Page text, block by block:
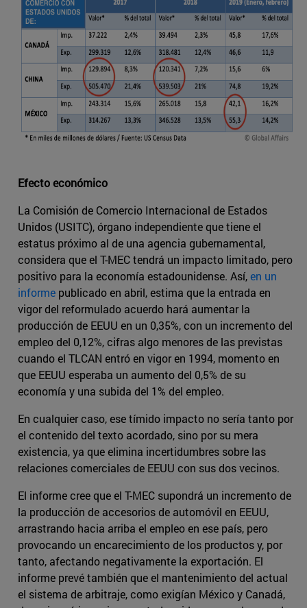
Efecto económico
La Comisión de Comercio Internacional de Estados
Unidos (USITC), órgano independiente que tiene el
estatus próximo al de una agencia gubernamental,
considera que el T-MEC tendrá un impacto limitado, pero
positivo para la economía estadounidense. Así,en un
informe publicado en abril, estima que la entrada en
vigor del reformulado acuerdo hará aumentar la
producción de EEUU en un 0,35%, con un incremento del
empleo del 0,12%, cifras algo menores de las previstas
cuando el TLCAN entró en vigor en 1994, momento en
que EEUU esperaba un aumento del 0,5% de su
economía y una subida del 1% del empleo.
En cualquier caso, ese tímido impacto no sería tanto por
el contenido del texto acordado, sino por su mera
existencia, ya que elimina incertidumbres sobre las
relaciones comerciales de EEUU con sus dos vecinos.
El informe cree que el T-MEC supondrá un incremento de
la producción de accesorios de automóvil en EEUU,
arrastrando hacia arriba el empleo en ese país, pero
provocando un encarecimiento de los productos y, por
tanto, afectando negativamente la exportación. El
informe prevé también que el mantenimiento del actual
el sistema de arbitraje, como exigían México y Canadá,